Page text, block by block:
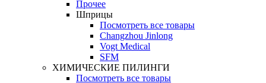
Прочее
Шприцы
Посмотреть все товары
Changzhou Jinlong
Vogt Medical
SFM
ХИМИЧЕСКИЕ ПИЛИНГИ
Посмотреть все товары